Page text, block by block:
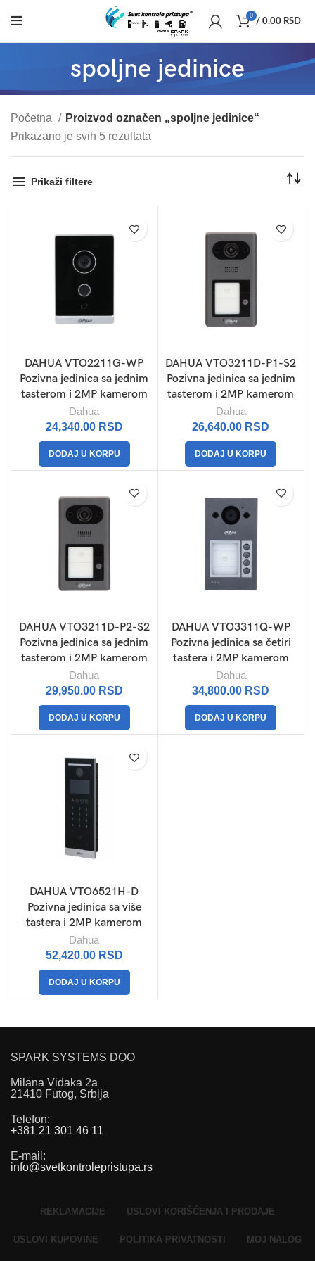
0
/ 0.00 RSD
spoljne jedinice
Početna
Proizvod označen „spoljne jedinice“
Prikazano je svih 5 rezultata
Prikaži filtere
DAHUA VTO2211G-WP
Pozivna jedinica sa jednim
tasterom i 2MP kamerom
Dahua
24,340.00 RSD
DODAJ U KORPU
DAHUA VTO3211D-P1-S2
Pozivna jedinica sa jednim
tasterom i 2MP kamerom
Dahua
26,640.00 RSD
DODAJ U KORPU
DAHUA VTO3211D-P2-S2
Pozivna jedinica sa jednim
tasterom i 2MP kamerom
Dahua
29,950.00 RSD
DODAJ U KORPU
DAHUA VTO3311Q-WP
Pozivna jedinica sa četiri
tastera i 2MP kamerom
Dahua
34,800.00 RSD
DODAJ U KORPU
DAHUA VTO6521H-D
Pozivna jedinica sa više
tastera i 2MP kamerom
Dahua
52,420.00 RSD
DODAJ U KORPU
SPARK SYSTEMS DOO
Milana Vidaka 2a
21410 Futog, Srbija
Telefon:
+381 21 301 46 11
E-mail :
info@svetkontrolepristupa.rs
REKLAMACIJE USLOVI KORIŠĆENJA I PRODAJE
USLOVI KUPOVINE POLITIKA PRIVATNOSTI MOJ NALOG